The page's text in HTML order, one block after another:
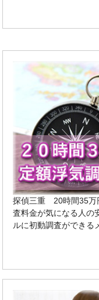
探偵三重 20時間35万
査料金が気になる人の
ルに初動調査ができる